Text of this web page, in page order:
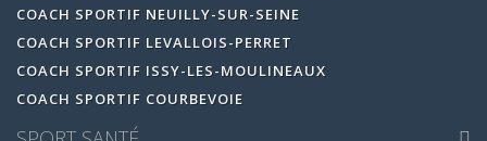
COACH SPORTIF NEUILLY-SUR-SEINE
COACH SPORTIF LEVALLOIS-PERRET
COACH SPORTIF ISSY-LES-MOULINEAUX
COACH SPORTIF COURBEVOIE